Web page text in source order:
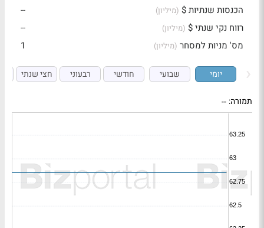
הכנסות שנתיות $ (מיליון)
--
רווח נקי שנתי $ (מיליון)
--
מס' מניות למסחר (מיליון) 1
יומי שבועי חודשי רבעוני חצי שנתי
תמורה: --